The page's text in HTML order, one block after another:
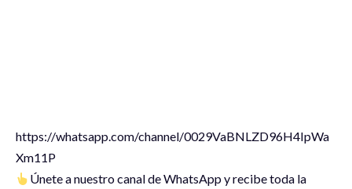
‪https://whatsapp.com/channel/0029VaBNLZD96H4IpWa
Xm11P
Únete a nuestro canal de WhatsApp y recibe toda la